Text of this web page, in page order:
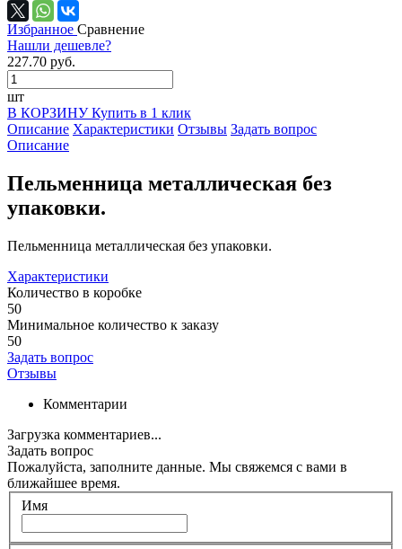
Избранное Сравнение
Нашли дешевле?
227.70 руб.
шт
В КОРЗИНУКупить в 1 клик
Описание Характеристики Отзывы Задать вопрос
Описание
Пельменница металлическая без
упаковки.
Пельменница металлическая без упаковки.
Характеристики
Количество в коробке
50
Минимальное количество к заказу
50
Задать вопрос
Отзывы
Комментарии
Загрузка комментариев...
Задать вопрос
Пожалуйста, заполните данные. Мы свяжемся с вами в
ближайшее время.
Имя